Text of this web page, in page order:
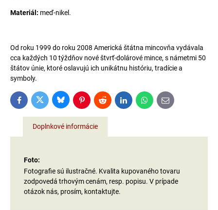
Materiál: meď-nikel.
Od roku 1999 do roku 2008 Americká štátna mincovňa vydávala
cca každých 10 týždňov nové štvrť-dolárové mince, s námetmi 50
štátov únie, ktoré oslavujú ich unikátnu históriu, tradície a
symboly.
FacebookTwitter BlueskyPinterestReddit LinkedInWhatsApp
E-
mail
Doplnkové informácie
Foto:
Fotografie sú ilustračné. Kvalita kupovaného tovaru
zodpovedá trhovým cenám, resp. popisu. V prípade
otázok nás, prosím, kontaktujte.